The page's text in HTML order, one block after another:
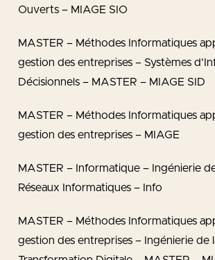
Ouverts – MIAGE SIO
MASTER – Méthodes Informatiques
gestion des entreprises – Systèmes
Décisionnels – MASTER – MIAGE SID
MASTER – Méthodes Informatiques
gestion des entreprises – MIAGE
MASTER – Informatique – Ingénierie
Réseaux Informatiques – Info
MASTER – Méthodes Informatiques
gestion des entreprises – Ingénierie de